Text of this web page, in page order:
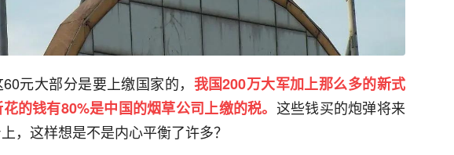
元大部分是要上缴国家的， 我国200万大军加上那么多的新式
的钱有80%是中国的烟草公司上缴的税。 这些钱买的炮弹将来
，这样想是不是内心平衡了许多？